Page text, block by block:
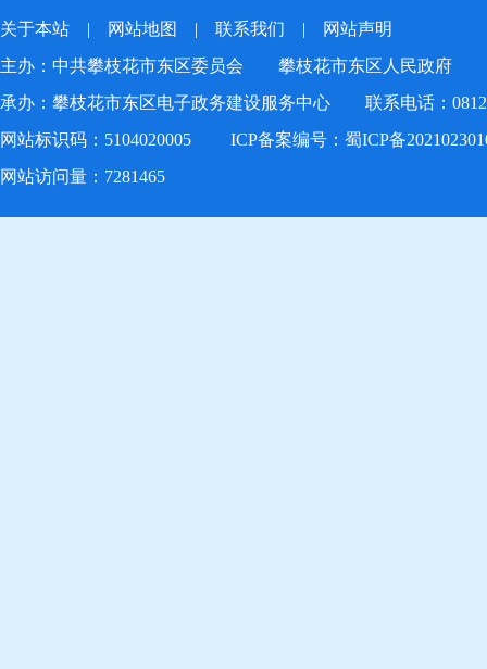
关于本站 | 网站地图 | 联系我们 |
网站声明
主办：中共攀枝花市东区委员会 攀枝花市东区人民政府
承办：攀枝花市东区电子政务建设服务中心 联系电话：
网站标识码：5104020005 ICP备案编号：蜀ICP备
网站访问量： 7281465